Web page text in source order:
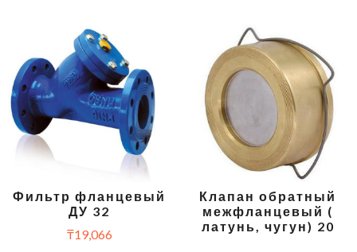
Фильтр фланцевый
ДУ 32
₸19,066
Клапан обратный
межфланцевый (
латунь, чугун) 20